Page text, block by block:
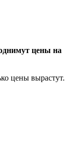
цены на
цены вырастут.